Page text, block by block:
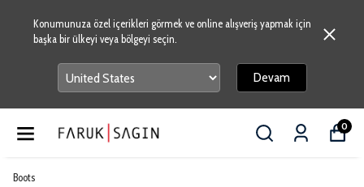
Konumunuza özel içerikleri görmek ve online alışveriş yapmak için
başka bir ülkeyi veya bölgeyi seçin.
Devam
0
Boots